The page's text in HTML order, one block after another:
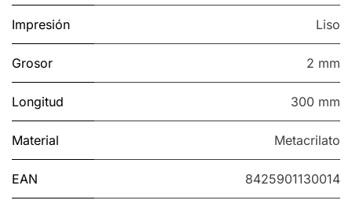
Impresión Liso
Grosor 2 mm
Longitud 300 mm
Material Metacrilato
EAN 8425901130014